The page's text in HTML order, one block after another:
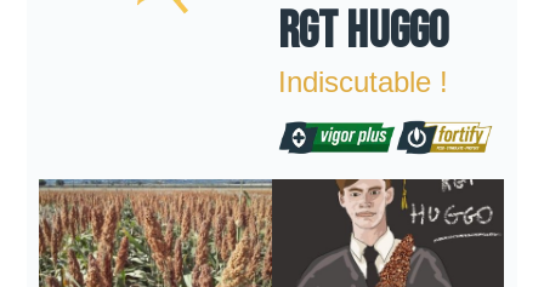
RGT HUGGO
Indiscutable !